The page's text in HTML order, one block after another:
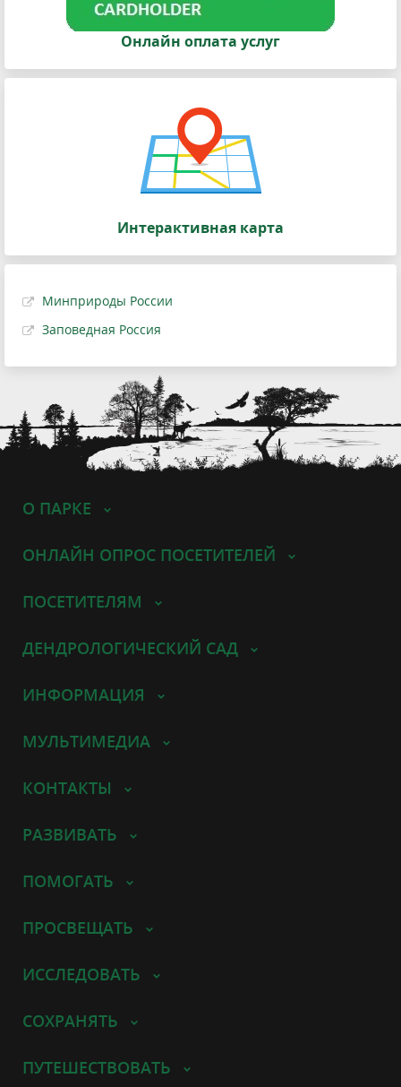
Онлайн оплата услуг
Интерактивная карта
Минприроды России
Заповедная Россия
О ПАРКЕ
ОНЛАЙН ОПРОС ПОСЕТИТЕЛЕЙ
ПОСЕТИТЕЛЯМ
ДЕНДРОЛОГИЧЕСКИЙ САД
ИНФОРМАЦИЯ
МУЛЬТИМЕДИА
КОНТАКТЫ
РАЗВИВАТЬ
ПОМОГАТЬ
ПРОСВЕЩАТЬ
ИССЛЕДОВАТЬ
СОХРАНЯТЬ
ПУТЕШЕСТВОВАТЬ